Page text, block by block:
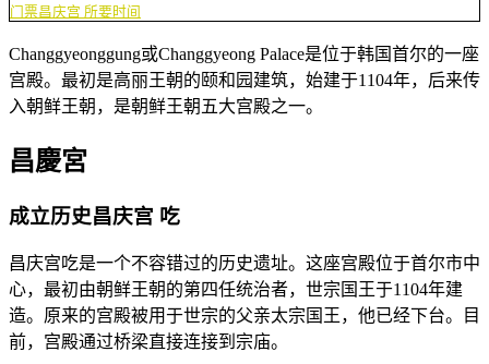
门票昌庆宫 所要时间
Changgyeonggung或Changgyeong Palace是位于韩国首尔的一座
宫殿。最初是高丽王朝的颐和园建筑，始建于1104年，后来传
入朝鲜王朝，是朝鲜王朝五大宫殿之一。
昌慶宮
成立历史昌庆宫 吃
昌庆宫吃是一个不容错过的历史遗址。这座宫殿位于首尔市中
心，最初由朝鲜王朝的第四任统治者，世宗国王于1104年建
造。原来的宫殿被用于世宗的父亲太宗国王，他已经下台。目
前，宫殿通过桥梁直接连接到宗庙。